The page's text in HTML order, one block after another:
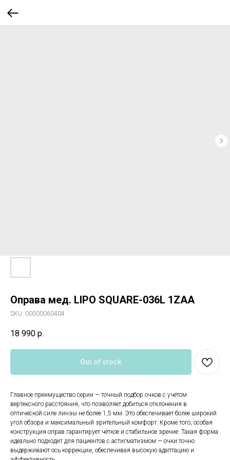
Оправа мед. LIPO SQUARE-036L 1ZAA
SKU: 00000060404
18 990 р.
Out of stock
Главное преимущество серии — точный подбор очков с учётом
вертексного расстояния, что позволяет добиться отклонения в
оптической силе линзы не более 1,5 мм. Это обеспечивает более широкий
угол обзора и максимальный зрительный комфорт. Кроме того, особая
конструкция оправ гарантирует чёткое и стабильное зрение. Такая форма
идеально подходит для пациентов с астигматизмом — очки точно
выдерживают ось коррекции, обеспечивая высокую адаптацию и